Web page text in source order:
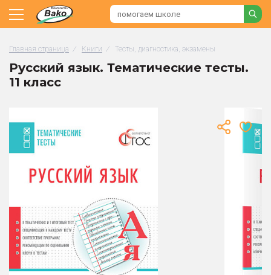
Главная страница / Книги / Тесты, диагностика, экзамены
Русский язык. Тематические тесты.
11 класс